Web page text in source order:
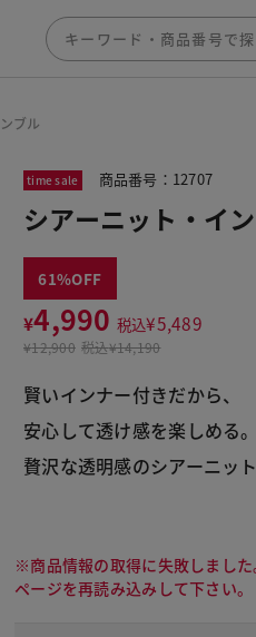
ブル
time sale 商品番号：12707
シアーニット・イ
61
¥4,990 税込¥5,489
¥12,900 税込¥14,190
賢いインナー付きだから、
安心して透け感を楽しめる。
贅沢な透明感のシアーニッ
※商品情報の取得に失敗しました
ページを再読み込みして下さい。